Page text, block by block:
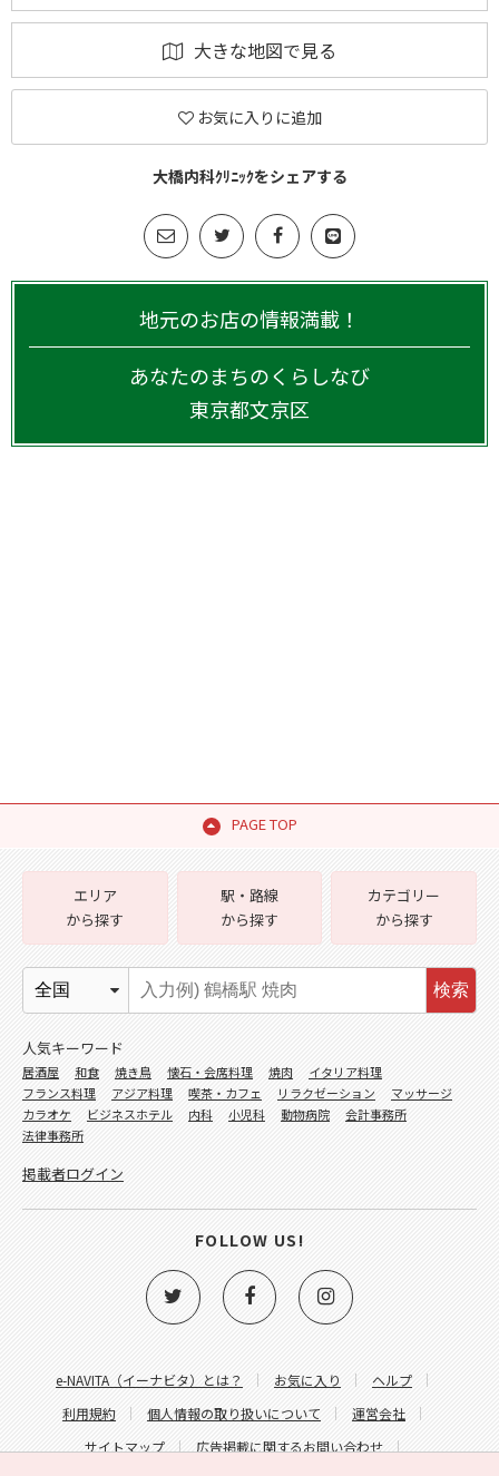
大きな地図で見る
お気に入りに追加
大橋内科ｸﾘﾆｯｸをシェアする
地元のお店の情報満載！
あなたのまちのくらしなび
東京都文京区
PAGE TOP
e-NAVITA（イーナビタ）とは？ お気に入り
ヘルプ
利用規約
個人情報の取り扱いについて
運営会社
サイトマップ
広告掲載に関するお問い合わせ
エリア
から探す
駅・路線
から探す
カテゴリー
から探す
検索
人気キーワード
居酒屋 和食 焼き鳥 懐石・会席料理 焼肉
イタリア料理
フランス料理
アジア料理 喫茶・カフェ リラクゼーション
マッサージ
カラオケ
ビジネスホテル 内科 小児科 動物病院
会計事務所
法律事務所
掲載者ログイン
FOLLOW US!